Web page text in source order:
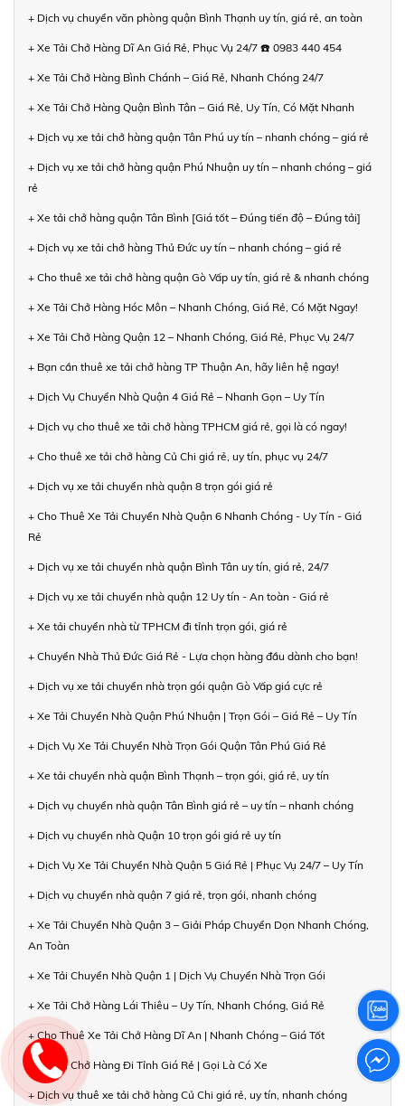
+ Dịch vụ chuyển văn phòng quận Bình Thạnh uy tín, giá rẻ, an toàn
+ Xe Tải Chở Hàng Dĩ An Giá Rẻ, Phục Vụ 24/7 ☎️ 0983 440 454
+ Xe Tải Chở Hàng Bình Chánh – Giá Rẻ, Nhanh Chóng 24/7
+ Xe Tải Chở Hàng Quận Bình Tân – Giá Rẻ, Uy Tín, Có Mặt Nhanh
+ Dịch vụ xe tải chở hàng quận Tân Phú uy tín – nhanh chóng – giá rẻ
+ Dịch vụ xe tải chở hàng quận Phú Nhuận uy tín – nhanh chóng – giá
rẻ
+ Xe tải chở hàng quận Tân Bình [Giá tốt – Đúng tiến độ – Đúng tải]
+ Dịch vụ xe tải chở hàng Thủ Đức uy tín – nhanh chóng – giá rẻ
+ Cho thuê xe tải chở hàng quận Gò Vấp uy tín, giá rẻ & nhanh chóng
+ Xe Tải Chở Hàng Hóc Môn – Nhanh Chóng, Giá Rẻ, Có Mặt Ngay!
+ Xe Tải Chở Hàng Quận 12 – Nhanh Chóng, Giá Rẻ, Phục Vụ 24/7
+ Bạn cần thuê xe tải chở hàng TP Thuận An, hãy liên hệ ngay!
+ Dịch Vụ Chuyển Nhà Quận 4 Giá Rẻ – Nhanh Gọn – Uy Tín
+ Dịch vụ cho thuê xe tải chở hàng TPHCM giá rẻ, gọi là có ngay!
+ Cho thuê xe tải chở hàng Củ Chi giá rẻ, uy tín, phục vụ 24/7
+ Dịch vụ xe tải chuyển nhà quận 8 trọn gói giá rẻ
+ Cho Thuê Xe Tải Chuyển Nhà Quận 6 Nhanh Chóng - Uy Tín - Giá
Rẻ
+ Dịch vụ xe tải chuyển nhà quận Bình Tân uy tín, giá rẻ, 24/7
+ Dịch vụ xe tải chuyển nhà quận 12 Uy tín - An toàn - Giá rẻ
+ Xe tải chuyển nhà từ TPHCM đi tỉnh trọn gói, giá rẻ
+ Chuyển Nhà Thủ Đức Giá Rẻ - Lựa chọn hàng đầu dành cho bạn!
+ Dịch vụ xe tải chuyển nhà trọn gói quận Gò Vấp giá cực rẻ
+ Xe Tải Chuyển Nhà Quận Phú Nhuận | Trọn Gói – Giá Rẻ – Uy Tín
+ Dịch Vụ Xe Tải Chuyển Nhà Trọn Gói Quận Tân Phú Giá Rẻ
+ Xe tải chuyển nhà quận Bình Thạnh – trọn gói, giá rẻ, uy tín
+ Dịch vụ chuyển nhà quận Tân Bình giá rẻ – uy tín – nhanh chóng
+ Dịch vụ chuyển nhà Quận 10 trọn gói giá rẻ uy tín
+ Dịch Vụ Xe Tải Chuyển Nhà Quận 5 Giá Rẻ | Phục Vụ 24/7 – Uy Tín
+ Dịch vụ chuyển nhà quận 7 giá rẻ, trọn gói, nhanh chóng
+ Xe Tải Chuyển Nhà Quận 3 – Giải Pháp Chuyển Dọn Nhanh Chóng,
An Toàn
+ Xe Tải Chuyển Nhà Quận 1 | Dịch Vụ Chuyển Nhà Trọn Gói
+ Xe Tải Chở Hàng Lái Thiêu – Uy Tín, Nhanh Chóng, Giá Rẻ
+ Cho Thuê Xe Tải Chở Hàng Dĩ An | Nhanh Chóng – Giá Tốt
+ Xe Tải Chở Hàng Đi Tỉnh Giá Rẻ | Gọi Là Có Xe
+ Dịch vụ thuê xe tải chở hàng Củ Chi giá rẻ, uy tín, nhanh chóng